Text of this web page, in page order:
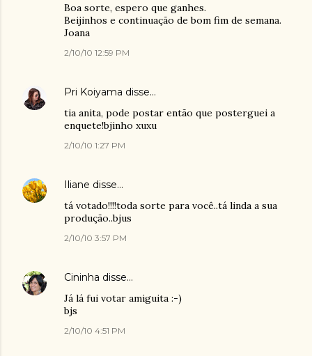
Boa sorte, espero que ganhes.
Beijinhos e continuação de bom fim de semana.
Joana
2/10/10 12:59 PM
Pri Koiyama disse…
tia anita, pode postar então que posterguei a
enquete!bjinho xuxu
2/10/10 1:27 PM
Iliane disse…
tá votado!!!!toda sorte para você..tá linda a sua
produção..bjus
2/10/10 3:57 PM
Cininha disse…
Já lá fui votar amiguita :-)
bjs
2/10/10 4:51 PM